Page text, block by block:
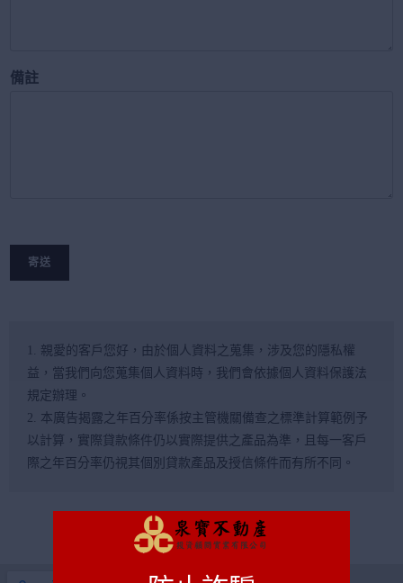
備註
寄送
1. 親愛的客戶您好，由於個人資料之蒐集，涉及您的隱私權
益，當我們向您蒐集個人資料時，我們會依據個人資料保護法
規定辦理。
2. 本廣告揭露之年百分率係按主管機關備查之標準計算範例予
以計算，實際貸款條件仍以實際提供之產品為準，且每一客戶
際之年百分率仍視其個別貸款產品及授信條件而有所不同。